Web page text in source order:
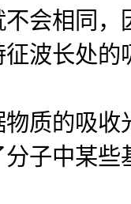
会相同
波长处
质的吸
子中某